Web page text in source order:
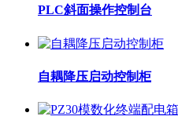
PLC斜面操作控制台
自耦降压启动控制柜